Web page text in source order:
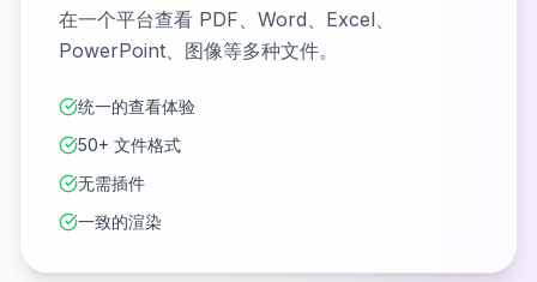
在一个平台查看 PDF、Word、Excel、
PowerPoint、图像等多种文件。
统一的查看体验
50+ 文件格式
无需插件
一致的渲染